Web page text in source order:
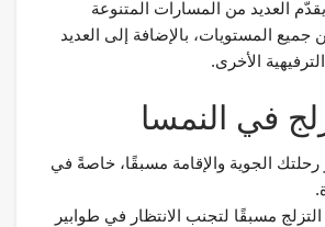
العديد من المسارات المتنوعة
جميع المستويات، بالإضافة إلى العديد
الأخرى.
في النمسا
الجوية والإقامة مسبقًا، خاصةً في
مسبقًا لتجنب الانتظار في طوابير